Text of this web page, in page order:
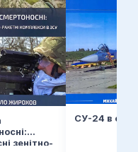
зенітно-
СУ-24 в